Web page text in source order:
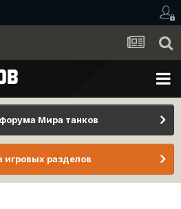
Мира танков
игровых разделов